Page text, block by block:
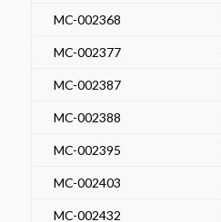
MC-002368
MC-002377
MC-002387
MC-002388
MC-002395
MC-002403
MC-002432